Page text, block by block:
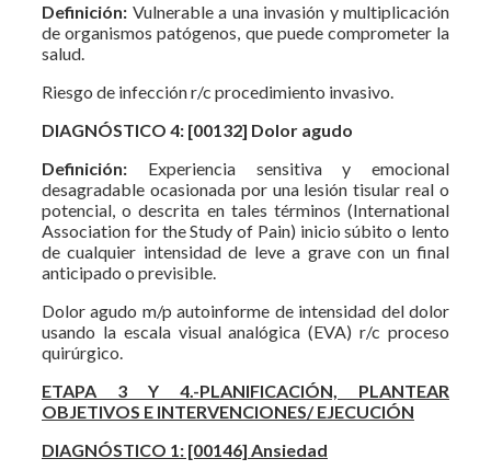
Definición: Vulnerable a una invasión y multiplicación
de organismos patógenos, que puede comprometer la
salud.
Riesgo de infección r/c procedimiento invasivo.
DIAGNÓSTICO 4: [00132] Dolor agudo
Definición: Experiencia sensitiva y emocional
desagradable ocasionada por una lesión tisular real o
potencial, o descrita en tales términos (International
Association for the Study of Pain) inicio súbito o lento
de cualquier intensidad de leve a grave con un final
anticipado o previsible.
Dolor agudo m/p autoinforme de intensidad del dolor
usando la escala visual analógica (EVA) r/c proceso
quirúrgico.
ETAPA 3 Y 4.-PLANIFICACIÓN, PLANTEAR
OBJETIVOS E INTERVENCIONES/ EJECUCIÓN
DIAGNÓSTICO 1: [00146] Ansiedad